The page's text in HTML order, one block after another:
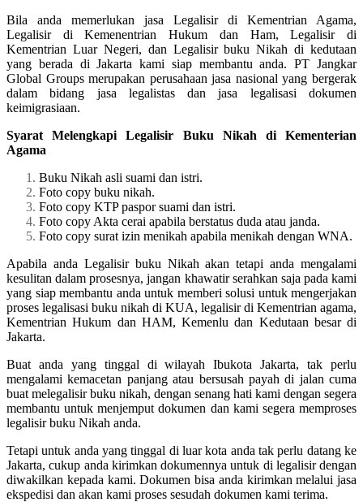
Bila anda memerlukan jasa Legalisir di Kementrian Agama,
Legalisir di Kemenentrian Hukum dan Ham, Legalisir di
Kementrian Luar Negeri, dan Legalisir buku Nikah di kedutaan
yang berada di Jakarta kami siap membantu anda. PT Jangkar
Global Groups merupakan perusahaan jasa nasional yang bergerak
dalam bidang jasa legalistas dan jasa legalisasi dokumen
keimigrasiaan.
Syarat Melengkapi Legalisir Buku Nikah di Kementerian
Agama
Buku Nikah asli suami dan istri.
Foto copy buku nikah.
Foto copy KTP paspor suami dan istri.
Foto copy Akta cerai apabila berstatus duda atau janda.
Foto copy surat izin menikah apabila menikah dengan WNA.
Apabila anda Legalisir buku Nikah akan tetapi anda mengalami
kesulitan dalam prosesnya, jangan khawatir serahkan saja pada kami
yang siap membantu anda untuk memberi solusi untuk mengerjakan
proses legalisasi buku nikah di KUA, legalisir di Kementrian agama,
Kementrian Hukum dan HAM, Kemenlu dan Kedutaan besar di
Jakarta.
Buat anda yang tinggal di wilayah Ibukota Jakarta, tak perlu
mengalami kemacetan panjang atau bersusah payah di jalan cuma
buat melegalisir buku nikah, dengan senang hati kami dengan segera
membantu untuk menjemput dokumen dan kami segera memproses
legalisir buku Nikah anda.
Tetapi untuk anda yang tinggal di luar kota anda tak perlu datang ke
Jakarta, cukup anda kirimkan dokumennya untuk di legalisir dengan
diwakilkan kepada kami. Dokumen bisa anda kirimkan melalui jasa
ekspedisi dan akan kami proses sesudah dokumen kami terima.